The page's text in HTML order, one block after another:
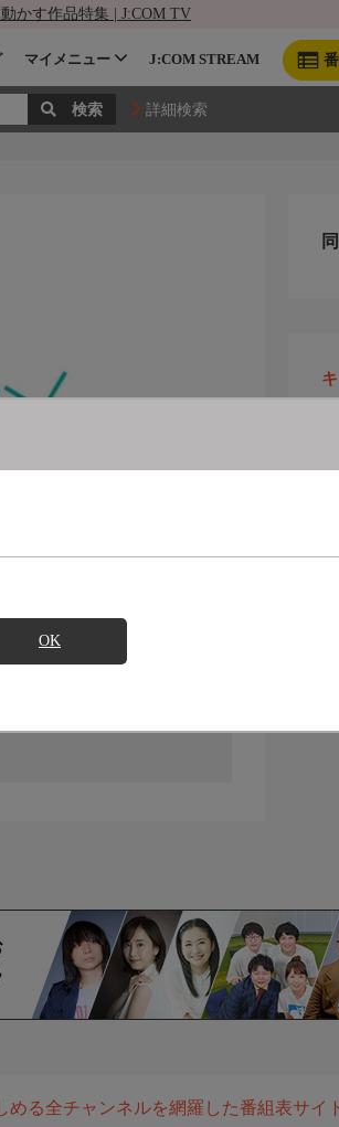
かす作品特集 | J:COM TV
マイメニュー J:COM STREAM
詳細検索
OK
る全チャンネルを網羅した番組表サイ